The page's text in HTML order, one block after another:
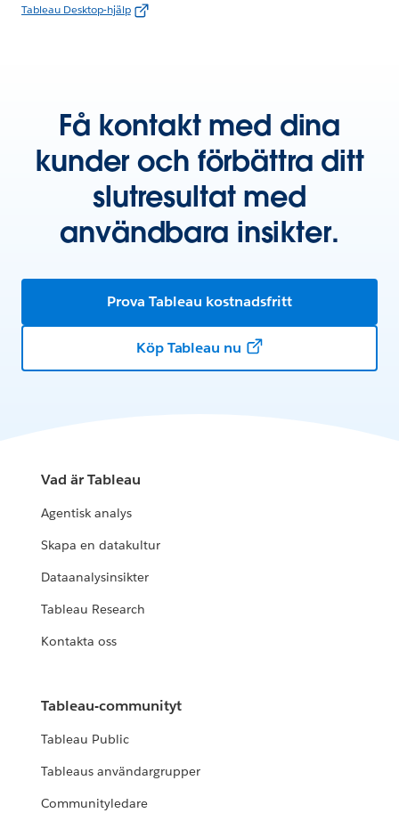
Tableau Desktop-hjälp
Få kontakt med dina
kunder och förbättra ditt
slutresultat med
användbara insikter.
Prova Tableau kostnadsfritt
Köp Tableau nu
Vad är Tableau
Agentisk analys
Skapa en datakultur
Dataanalysinsikter
Tableau Research
Kontakta oss
Tableau-communityt
Tableau Public
Tableaus användargrupper
Communityledare